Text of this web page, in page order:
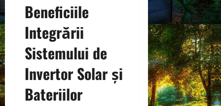
Beneficiile
Integrării
Sistemului de
Invertor Solar și
Bateriilor